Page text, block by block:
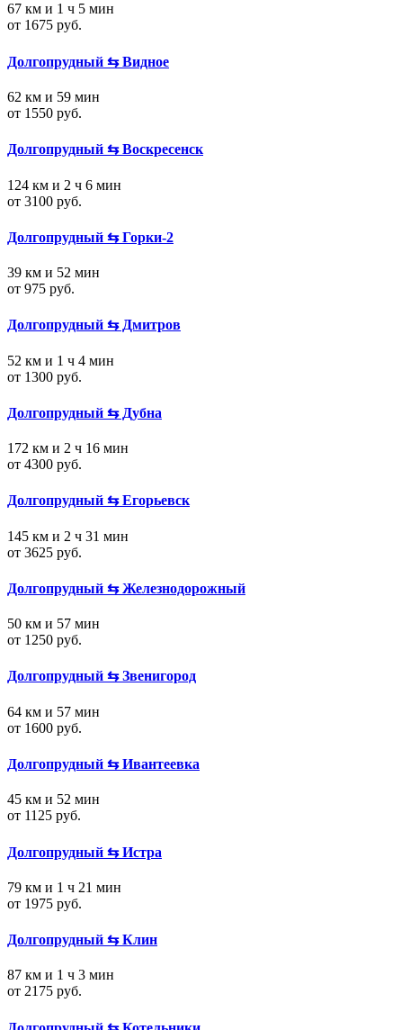
67 км и 1 ч 5 мин
от 1675 руб.
Долгопрудный ⇆ Видное
62 км и 59 мин
от 1550 руб.
Долгопрудный ⇆ Воскресенск
124 км и 2 ч 6 мин
от 3100 руб.
Долгопрудный ⇆ Горки-2
39 км и 52 мин
от 975 руб.
Долгопрудный ⇆ Дмитров
52 км и 1 ч 4 мин
от 1300 руб.
Долгопрудный ⇆ Дубна
172 км и 2 ч 16 мин
от 4300 руб.
Долгопрудный ⇆ Егорьевск
145 км и 2 ч 31 мин
от 3625 руб.
Долгопрудный ⇆ Железнодорожный
50 км и 57 мин
от 1250 руб.
Долгопрудный ⇆ Звенигород
64 км и 57 мин
от 1600 руб.
Долгопрудный ⇆ Ивантеевка
45 км и 52 мин
от 1125 руб.
Долгопрудный ⇆ Истра
79 км и 1 ч 21 мин
от 1975 руб.
Долгопрудный ⇆ Клин
87 км и 1 ч 3 мин
от 2175 руб.